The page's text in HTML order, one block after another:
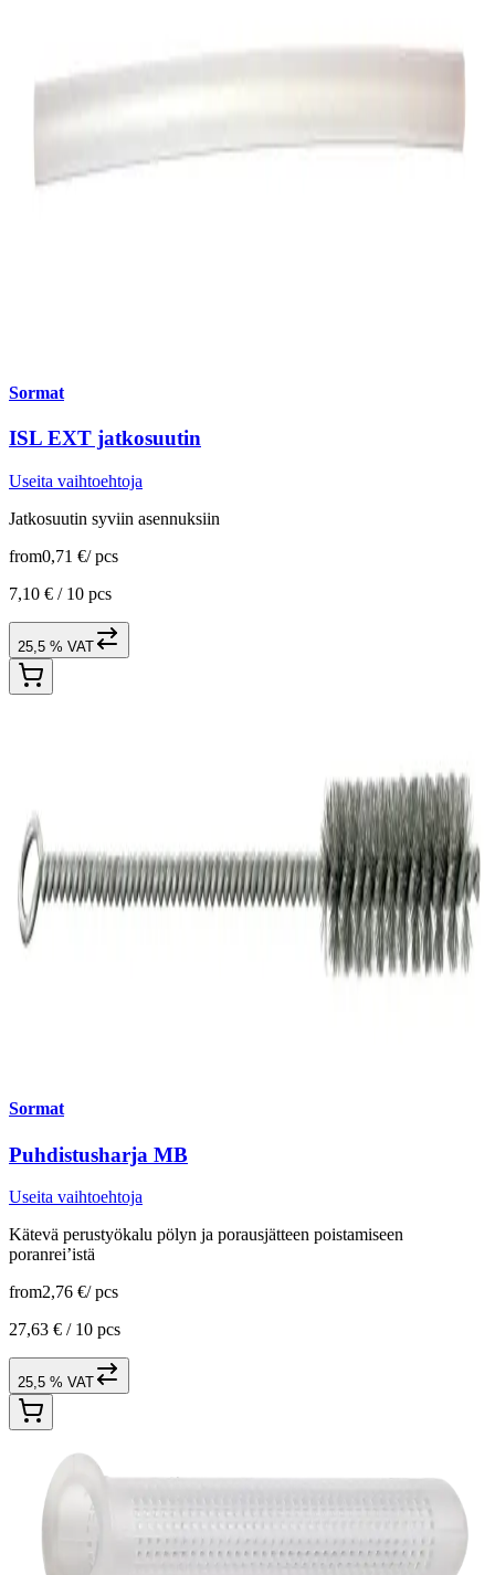
Sormat
ISL EXT jatkosuutin
Useita vaihtoehtoja
Jatkosuutin syviin asennuksiin
from0,71 €/ pcs
7,10 € / 10 pcs
25,5 % VAT
Sormat
Puhdistusharja MB
Useita vaihtoehtoja
Kätevä perustyökalu pölyn ja porausjätteen poistamiseen
poranrei’istä
from2,76 €/ pcs
27,63 € / 10 pcs
25,5 % VAT